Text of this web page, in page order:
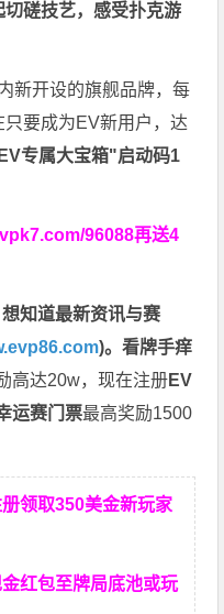
磋技艺，感受扑克游
新开设的旗舰品牌，每
要成为EV新用户，达
专属大宝箱"启动码1
96088再送4
想知道最新资讯与赛
)。看牌手痒
高达20w，现在注册EV
运赛门票最高奖励1500
领取350美金新玩家
红包至牌局底池或玩